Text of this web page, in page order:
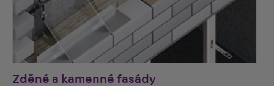
Zděné a kamenné fasády